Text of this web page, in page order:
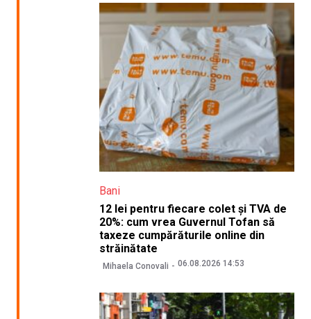
Bani
12 lei pentru fiecare colet și TVA de
20%: cum vrea Guvernul Tofan să
taxeze cumpărăturile online din
străinătate
Mihaela Conovali 06.08.2026 14:53